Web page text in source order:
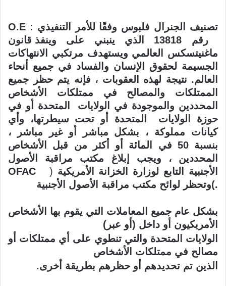
تصنيف الجنرال فلبوس وفقًا للأمر التنفيذي : O.E
رقم 13818 الذي ينبني على
وينفذ قانون
ماغنيتسكس العالمي ويستهدف مرتكبي الانتهاكات
الجسيمة لحقوق الإنسان والفساد في جميع أنحاء
العالم. نتيجة لهذه العقوبات ، فإنه يتم حظر جميع
الممتلكات والمصالح في ممتلكات الأشخاص
المحددين والموجودة في الولايات المتحدة أو في
حوزة الولايات المتحدة أو تحت سيطرتها، وأي
كيانات مملوكة ، بشكل مباشر أو غير مباشر ،
بنسبة 50 في المائة أو
أكثر من قبل الأشخاص
المحددين ، ويجب إبلاغ مكتب مراقبة الأصول
الأجنبية التابع لوزارة الخزانة الأمريكية (
OFAC
.)وتحظر لوائح مكتب مراقبة الأصول الأجنبية
بشكل عام جميع المعاملات التي يقوم بها الأشخاص
الأمريكيون أو داخل (أو عبر)
الولايات المتحدة والتي تنطوي على أي ممتلكات أو
مصالح في ممتلكات الأشخاص
الذين تم تحديدهم أو حظرهم بطريقة أخرى.